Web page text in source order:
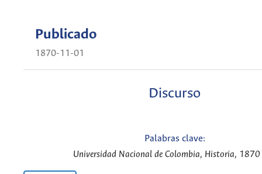
Publicado
1870-11-01
Discurso
Palabras clave:
Universidad Nacional de Colombia, Historia, 1870